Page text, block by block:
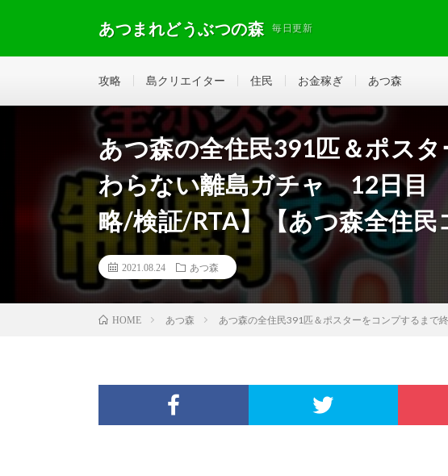
あつまれどうぶつの森 毎日更新
攻略 島クリエイター 住民 お金稼ぎ あつ森
あつ森の全住民391匹＆ポス
わらない離島ガチャ 12日目
略/検証/RTA】【あつ森全住民
2021.08.24 あつ森
HOME あつ森 あつ森の全住民391匹＆ポスターをコンプするま